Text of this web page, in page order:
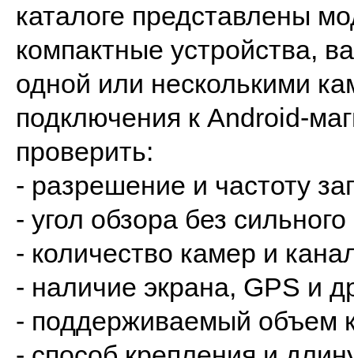
каталоге представлены
компактные устройства,
одной или несколькими
подключения к Android-
проверить:
- разрешение и частоту
- угол обзора без
- количество камер и
- наличие экрана, GPS и
- поддерживаемый объем